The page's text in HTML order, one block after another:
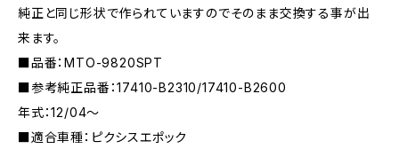
純正と同じ形状で作られていますのでそのまま交換する事が出
来ます。
■品番：MTO-9820SPT
■参考純正品番：17410-B2310/17410-B2600
年式：12/04〜
■適合車種：ピクシスエポック